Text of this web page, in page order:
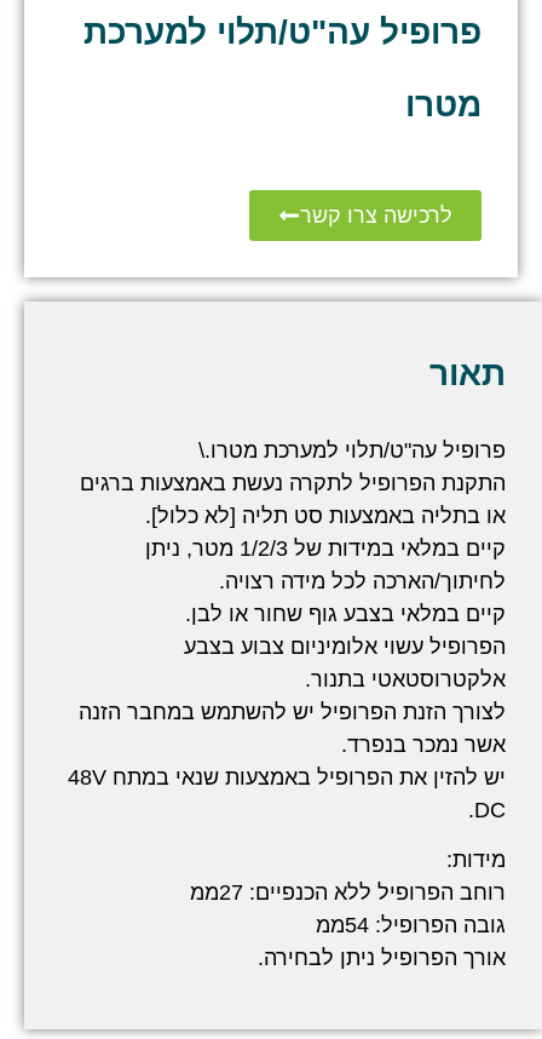
פרופיל עה"ט/תלוי למערכת
מטרו
לרכישה צרו קשר
תאור
פרופיל עה"ט/תלוי למערכת מטרו.\
התקנת הפרופיל לתקרה נעשת באמצעות ברגים
או בתליה באמצעות סט תליה [לא כלול].
קיים במלאי במידות של 1/2/3 מטר, ניתן
לחיתוך/הארכה לכל מידה רצויה.
קיים במלאי בצבע גוף שחור או לבן.
הפרופיל עשוי אלומיניום צבוע בצבע
אלקטרוסטאטי בתנור.
לצורך הזנת הפרופיל יש להשתמש במחבר הזנה
אשר נמכר בנפרד.
יש להזין את הפרופיל באמצעות שנאי במתח 48V
DC.
מידות:
רוחב הפרופיל ללא הכנפיים: 27ממ
גובה הפרופיל: 54ממ
אורך הפרופיל ניתן לבחירה.